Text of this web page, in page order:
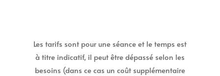
Les tarifs sont pour une séance et le temps est
à titre indicatif, il peut être dépassé selon les
besoins (dans ce cas un coût supplémentaire